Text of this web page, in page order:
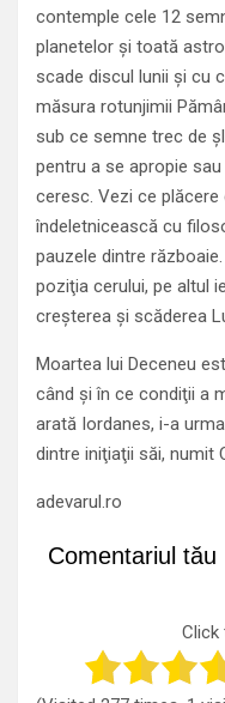
contemple cele 12
planetelor şi toată
scade discul lunii şi cu
măsura rotunjimii
sub ce semne trec de
pentru a se apropie
ceresc. Vezi ce
îndeletnicească cu
pauzele dintre
poziţia cerului, pe altul
creşterea şi scăderea
Moartea lui Deceneu
când şi în ce condiţii a
arată Iordanes, i-a
dintre iniţiaţii săi, numit
adevarul.ro
Comentariul tău